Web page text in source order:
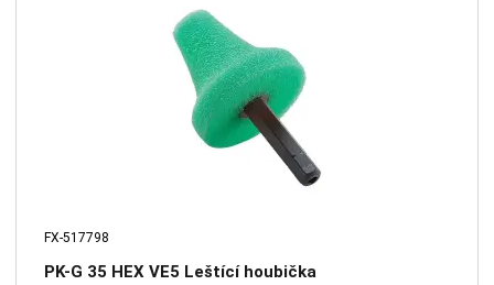
FX-517798
PK-G 35 HEX VE5 Leštící houbička